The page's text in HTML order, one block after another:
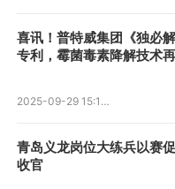
喜讯！普特威集团《独必
专利，霉菌毒素降解技术
2025-09-29 15:10:48
青岛义龙岗位大练兵以赛
收官